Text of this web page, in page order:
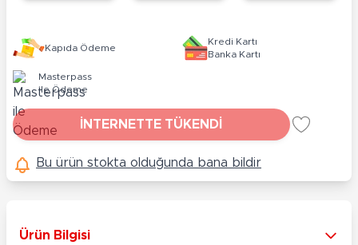
Kapıda Ödeme
Kredi Kartı
Banka Kartı
Masterpass
ile Ödeme
İNTERNETTE TÜKENDİ
Bu ürün stokta olduğunda bana bildir
Ürün Bilgisi